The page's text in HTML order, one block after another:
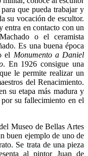
que pueda trabajar y
su vocación de escultor.
entra en contacto con un
o el ceramista
Es una buena época
el Monumento a Daniel
. En 1926 consigue una
le permite realizar un
del Renacimiento.
su etapa más madura y
su fallecimiento en el
Museo de Bellas Artes
buen ejemplo de uno de
Se trata de una pieza
al pintor Juan de